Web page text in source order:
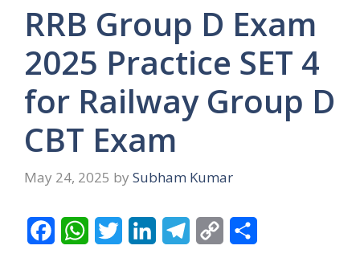
RRB Group D Exam
2025 Practice SET 4
for Railway Group D
CBT Exam
May 24, 2025 by Subham Kumar
W